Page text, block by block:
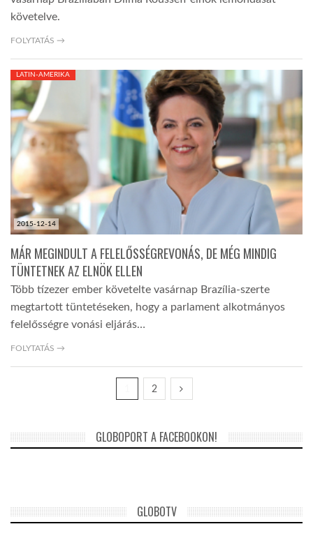
követelve.
FOLYTATÁS →
2015-12-14
LATIN-AMERIKA
MÁR MEGINDULT A FELELŐSSÉGREVONÁS, DE MÉG MINDIG
TÜNTETNEK AZ ELNÖK ELLEN
Több tízezer ember követelte vasárnap Brazília-szerte
megtartott tüntetéseken, hogy a parlament alkotmányos
felelősségre vonási eljárás…
FOLYTATÁS →
2
GLOBOPORT A FACEBOOKON!
GLOBOTV